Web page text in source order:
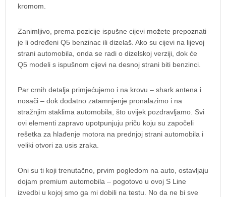
kromom.
Zanimljivo, prema pozicije ispušne cijevi možete prepoznati
je li određeni Q5 benzinac ili dizelaš. Ako su cijevi na lijevoj
strani automobila, onda se radi o dizelskoj verziji, dok će
Q5 modeli s ispušnom cijevi na desnoj strani biti benzinci.
Par crnih detalja primjećujemo i na krovu – shark antena i
nosači – dok dodatno zatamnjenje pronalazimo i na
stražnjim staklima automobila, što uvijek pozdravljamo. Svi
ovi elementi zapravo upotpunjuju priču koju su započeli
rešetka za hlađenje motora na prednjoj strani automobila i
veliki otvori za usis zraka.
Oni su ti koji trenutačno, prvim pogledom na auto, ostavljaju
dojam premium automobila – pogotovo u ovoj S Line
izvedbi u kojoj smo ga mi dobili na testu. No da ne bi sve